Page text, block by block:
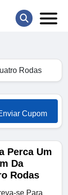
Cupom
Perca Um
Da
Rodas
se Para